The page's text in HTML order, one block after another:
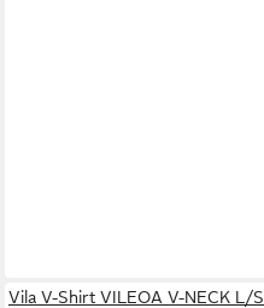
Vila V-Shirt VILEOA V-NECK L/S